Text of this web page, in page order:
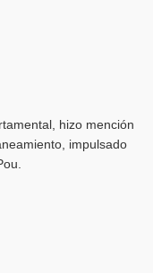
hizo mención
impulsado